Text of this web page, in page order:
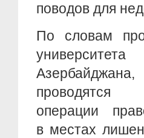
поводов для
По словам
проводятся
операции
в местах